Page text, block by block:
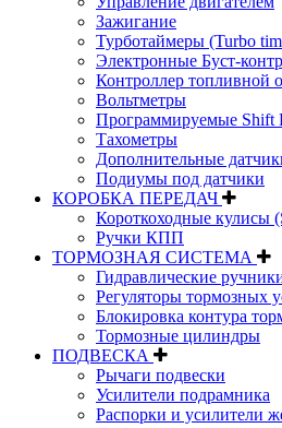
Зажигание
Турботаймеры (Turbo
Электронные Буст-
Контроллер топливной
Вольтметры
Программируемые Shift
Тахометры
Дополнительные
Подиумы под датчики
КОРОБКА ПЕРЕДАЧ
Короткоходные кулисы
Ручки КПП
ТОРМОЗНАЯ СИСТЕМА
Гидравлические
Регуляторы тормозных
Блокировка контура
Тормозные цилиндры
ПОДВЕСКА
Рычаги подвески
Усилители подрамника
Распорки и усилители